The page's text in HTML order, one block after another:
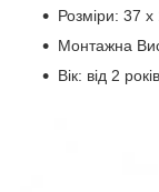
Розміри: 37
Монтажна
Вік: від 2 років